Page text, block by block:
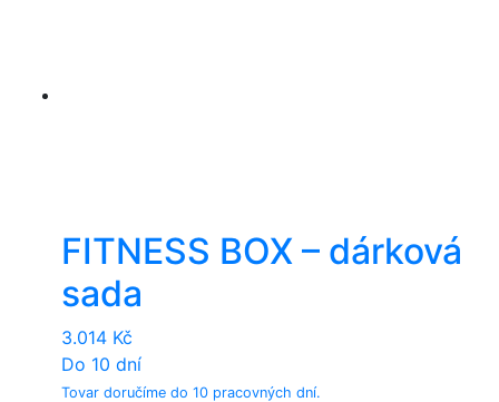
FITNESS BOX – dárková
sada
3.014 Kč
Do 10 dní
Tovar doručíme do 10 pracovných dní.